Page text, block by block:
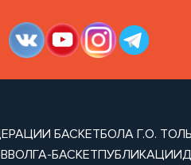
БАСКЕТБОЛА Г.О.
ВОЛГА-БАСКЕТПУБЛИКАЦИИ